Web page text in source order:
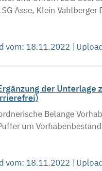
Asse, Klein
vom: 18.11.2022 |
der Unterlage
Belange
um
vom: 18.11.2022 |